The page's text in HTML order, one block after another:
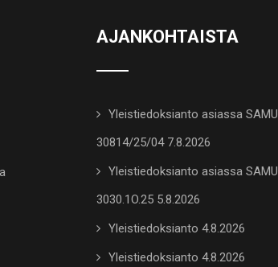
AJANKOHTAISTA
Yleistiedoksianto asiassa SAMU
30814/25/04 7.8.2026
Yleistiedoksianto asiassa SAMU
3030.1O.25 5.8.2026
Yleistiedoksianto 4.8.2026
Yleistiedoksianto 4.8.2026